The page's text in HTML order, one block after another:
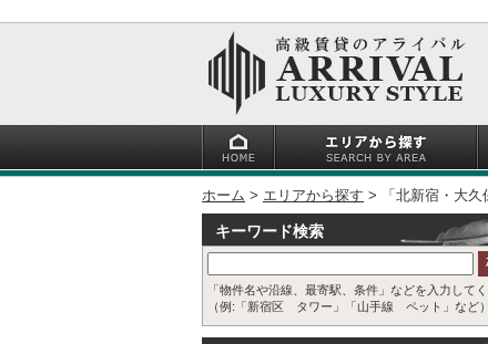
ホーム エリアから探す 「北新宿・大
キーワード検索
「物件名や沿線、最寄駅、条件」などを入力してく
（例:「新宿区 タワー」「山手線 ペット」など）